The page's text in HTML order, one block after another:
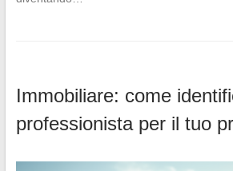
Immobiliare: come
professionista per il tuo